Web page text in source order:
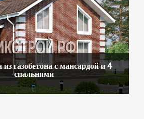
газобетона с мансардой и 4
спальнями